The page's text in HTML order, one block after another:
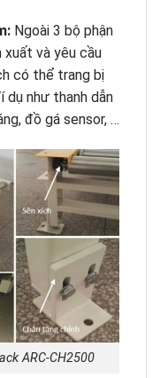
Ngoài 3 bộ phận
và yêu cầu
có thể trang bị
dụ như thanh dẫn
đồ gá sensor, …
ARC-CH2500